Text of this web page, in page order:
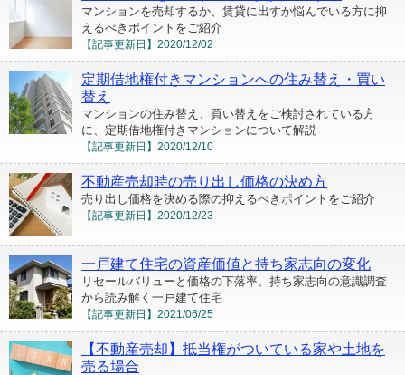
マンションを売却するか、賃貸に出すか悩んでいる方に抑
えるべきポイントをご紹介
【記事更新日】 2020/12/02
定期借地権付きマンションへの住み替え・買い
替え
マンションの住み替え、買い替えをご検討されている方
に、定期借地権付きマンションについて解説
【記事更新日】 2020/12/10
不動産売却時の売り出し価格の決め方
売り出し価格を決める際の抑えるべきポイントをご紹介
【記事更新日】 2020/12/23
一戸建て住宅の資産価値と持ち家志向の変化
リセールバリューと価格の下落率、持ち家志向の意識調査
から読み解く一戸建て住宅
【記事更新日】 2021/06/25
【不動産売却】抵当権がついている家や土地を
売る場合